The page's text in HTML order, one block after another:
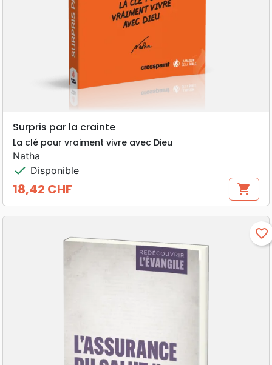
Surpris par la crainte
La clé pour vraiment vivre avec Dieu
Natha
check Disponible
Prix
18,42 CHF shopping_cart
favorite_border